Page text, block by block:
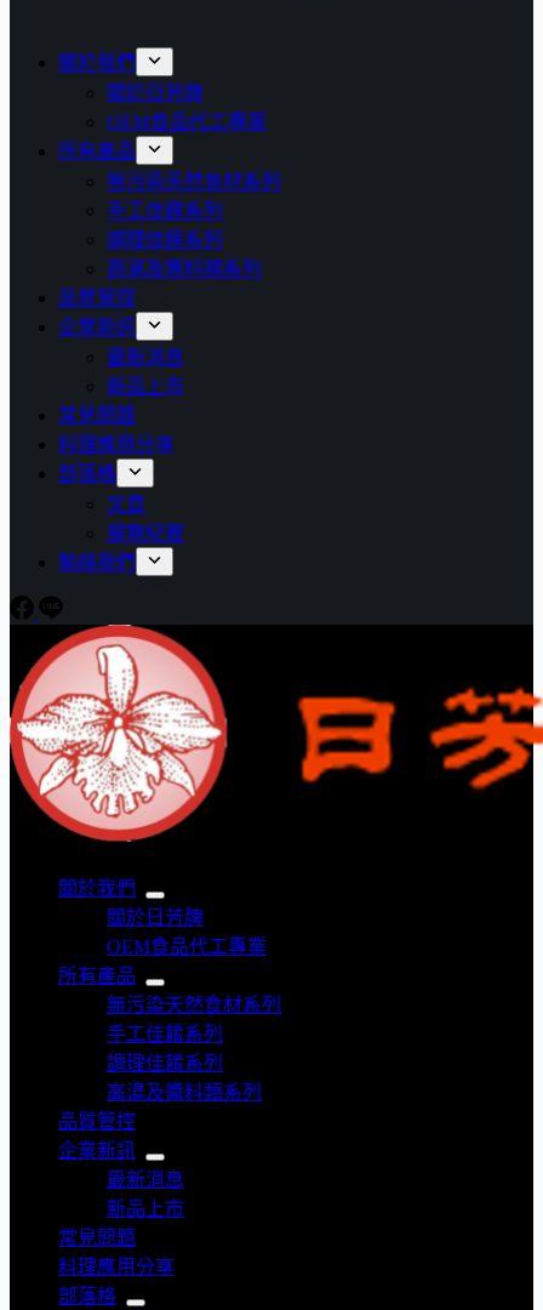
關於我們
關於日芳牌
OEM食品代工專業
所有產品
無污染天然食材系列
手工佳餚系列
調理佳餚系列
高湯及醬料類系列
品質管控
企業新訊
最新消息
新品上市
常見問題
料理應用分享
部落格
文章
展覽紀實
聯絡我們
關於我們
關於日芳牌
OEM食品代工專業
所有產品
無污染天然食材系列
手工佳餚系列
調理佳餚系列
高湯及醬料類系列
品質管控
企業新訊
最新消息
新品上市
常見問題
料理應用分享
部落格